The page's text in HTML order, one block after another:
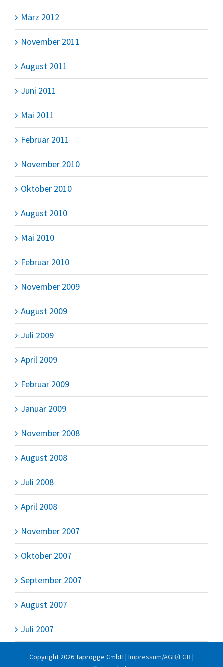
März 2012
November 2011
August 2011
Juni 2011
Mai 2011
Februar 2011
November 2010
Oktober 2010
August 2010
Mai 2010
Februar 2010
November 2009
August 2009
Juli 2009
April 2009
Februar 2009
Januar 2009
November 2008
August 2008
Juli 2008
April 2008
November 2007
Oktober 2007
September 2007
August 2007
Juli 2007
Copyright 2026 Taprogge GmbH | Impressum/AGB/EGB |